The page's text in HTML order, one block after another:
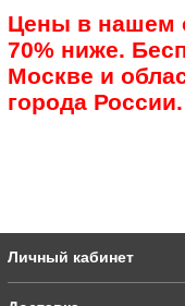
Цены в нашем
70% ниже.
Москве и
города России.
Личный кабинет